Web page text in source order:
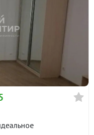
этаж
21 000
1100 ₽/м²
→